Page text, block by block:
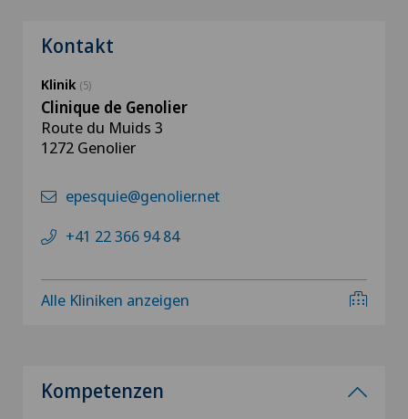
Kontakt
Klinik (5)
Clinique de Genolier
Route du Muids 3
1272 Genolier
epesquie@genolier.net
+41 22 366 94 84
Alle Kliniken anzeigen
Kompetenzen